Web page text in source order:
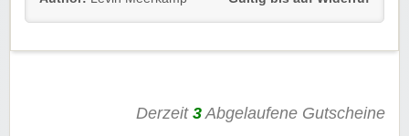
Viel Spaß!
Derzeit 3 Abgelaufene Gutscheine